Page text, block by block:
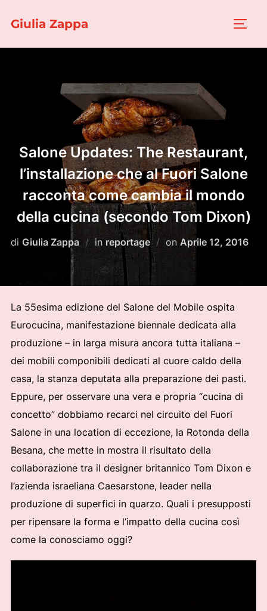
Giulia Zappa
Salone Updates: The Restaurant,
l’installazione che al Fuori Salone
racconta come cambia il mondo
della cucina (secondo Tom Dixon)
di Giulia Zappa in reportage on Pubblicato
Aprile 12, 2016
La 55esima edizione del Salone del Mobile ospita
Eurocucina, manifestazione biennale dedicata alla
produzione – in larga misura ancora tutta italiana –
dei mobili componibili dedicati al cuore caldo della
casa, la stanza deputata alla preparazione dei pasti.
Eppure, per osservare una vera e propria “cucina di
concetto” dobbiamo recarci nel circuito del Fuori
Salone in una location di eccezione, la Rotonda della
Besana, che mette in mostra il risultato della
collaborazione tra il designer britannico Tom Dixon e
l’azienda israeliana Caesarstone, leader nella
produzione di superfici in quarzo. Quali i presupposti
per ripensare la forma e l’impatto della cucina così
come la conosciamo oggi?